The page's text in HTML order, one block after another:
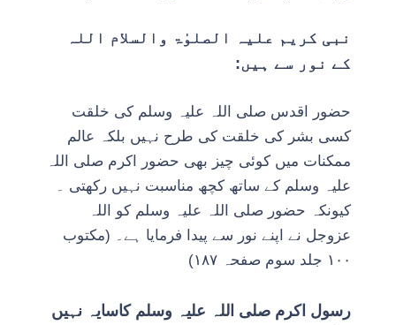
نبی کریم علیہ الصلوٰۃ والسلام اللہ
کے نور سے ہیں:
حضور اقدس صلی اللہ علیہ وسلم کی خلقت
کسی بشر کی خلقت کی طرح نہیں بلکہ عالم
ممکنات میں کوئی چیز بھی حضور اکرم صلی اللہ
علیہ وسلم کے ساتھ کچھ مناسبت نہیں رکھتی ۔
کیونکہ حضور صلی اللہ علیہ وسلم کو اللہ
عزوجل نے اپنے نور سے پیدا فرمایا ہے۔ (مکتوب
١٠٠ جلد سوم صفحہ ١٨٧)
رسول اکرم صلی اللہ علیہ وسلم کاسایہ نہیں